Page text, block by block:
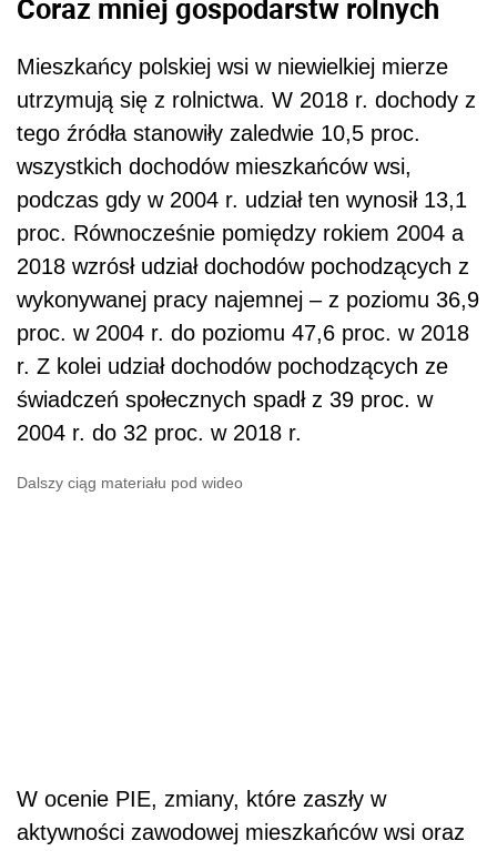
Coraz mniej gospodarstw rolnych
Mieszkańcy polskiej wsi w niewielkiej mierze
utrzymują się z rolnictwa. W 2018 r. dochody z
tego źródła stanowiły zaledwie 10,5 proc.
wszystkich dochodów mieszkańców wsi,
podczas gdy w 2004 r. udział ten wynosił 13,1
proc. Równocześnie pomiędzy rokiem 2004 a
2018 wzrósł udział dochodów pochodzących z
wykonywanej pracy najemnej – z poziomu 36,9
proc. w 2004 r. do poziomu 47,6 proc. w 2018
r. Z kolei udział dochodów pochodzących ze
świadczeń społecznych spadł z 39 proc. w
2004 r. do 32 proc. w 2018 r.
Dalszy ciąg materiału pod wideo
W ocenie PIE, zmiany, które zaszły w
aktywności zawodowej mieszkańców wsi oraz